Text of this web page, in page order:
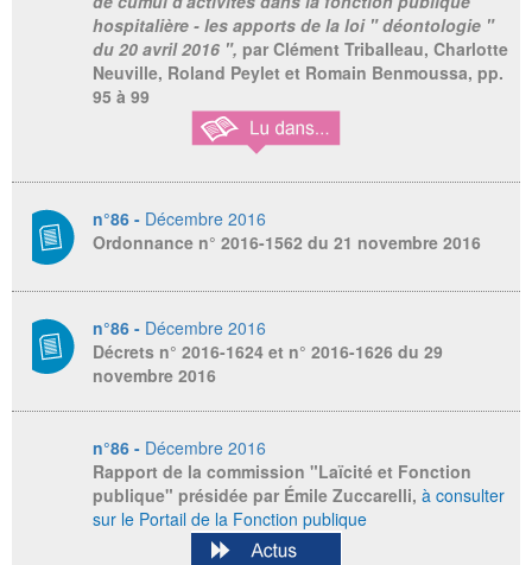
hospitalière - les apports de la loi " déontologie "
du 20 avril 2016 ", par Clément Triballeau, Charlotte
Neuville, Roland Peylet et Romain Benmoussa, pp.
95 à 99
n°86 - Décembre 2016
Ordonnance n° 2016-1562 du 21 novembre 2016
n°86 - Décembre 2016
Décrets n° 2016-1624 et n° 2016-1626 du 29
novembre 2016
n°86 - Décembre 2016
Rapport de la commission "Laïcité et Fonction
publique" présidée par Émile Zuccarelli, à consulter
sur le Portail de la Fonction publique